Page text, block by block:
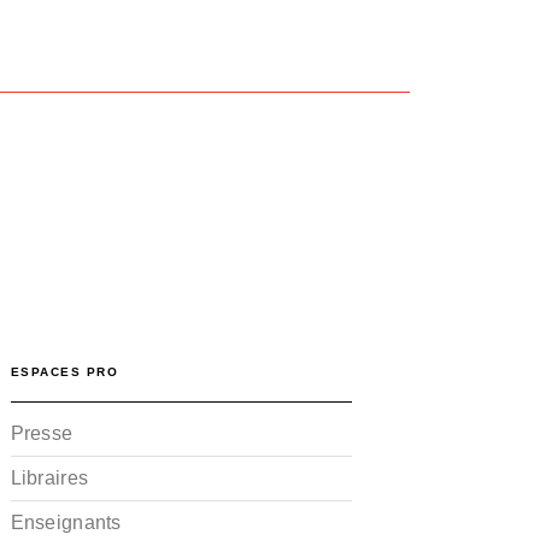
ESPACES PRO
Presse
Libraires
Enseignants